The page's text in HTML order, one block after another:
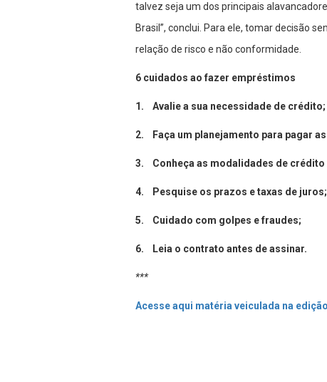
talvez seja um dos principais
Brasil”, conclui. Para ele, tomar decisão
relação de risco e não conformidade.
6 cuidados ao fazer empréstimos
1. Avalie a sua necessidade de crédito;
2. Faça um planejamento para pagar
3. Conheça as modalidades de
4. Pesquise os prazos e taxas de juros;
5. Cuidado com golpes e fraudes;
6. Leia o contrato antes de assinar.
***
Acesse aqui matéria veiculada na